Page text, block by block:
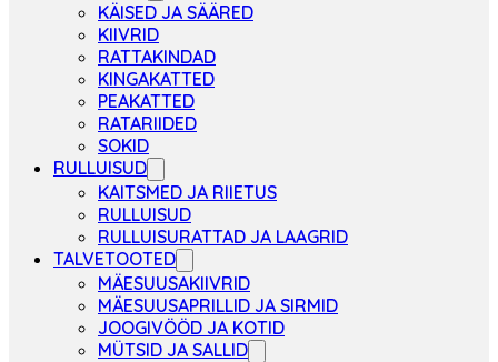
KÄISED JA SÄÄRED
KIIVRID
RATTAKINDAD
KINGAKATTED
PEAKATTED
RATARIIDED
SOKID
RULLUISUD
KAITSMED JA RIIETUS
RULLUISUD
RULLUISURATTAD JA LAAGRID
TALVETOOTED
MÄESUUSAKIIVRID
MÄESUUSAPRILLID JA SIRMID
JOOGIVÖÖD JA KOTID
MÜTSID JA SALLID